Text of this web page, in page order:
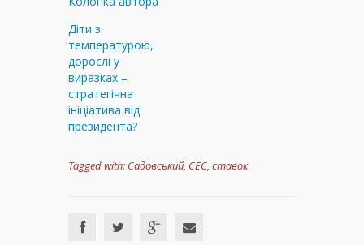
Діти з
температурою,
дорослі у
виразках –
стратегічна
ініціатива від
президента?
Tagged with: Садовський, СЕС, ставок